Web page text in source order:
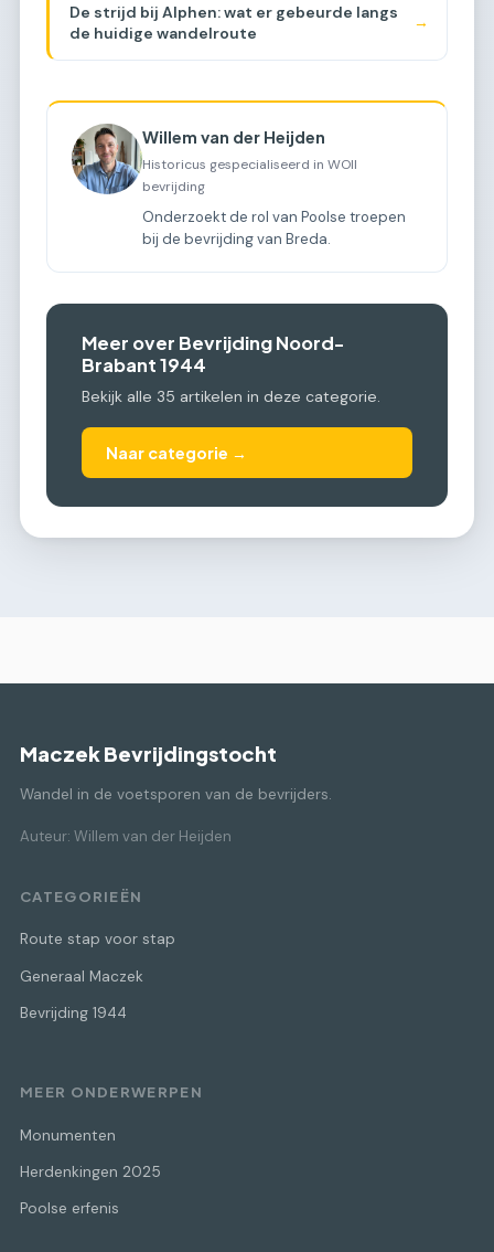
De strijd bij Alphen: wat er gebeurde langs
de huidige wandelroute
→
Willem van der Heijden
Historicus gespecialiseerd in WOII
bevrijding
Onderzoekt de rol van Poolse troepen
bij de bevrijding van Breda.
Meer over Bevrijding Noord-
Brabant 1944
Bekijk alle 35 artikelen in deze categorie.
Naar categorie →
Maczek Bevrijdingstocht
Wandel in de voetsporen van de bevrijders.
Auteur: Willem van der Heijden
CATEGORIEËN
Route stap voor stap
Generaal Maczek
Bevrijding 1944
MEER ONDERWERPEN
Monumenten
Herdenkingen 2025
Poolse erfenis